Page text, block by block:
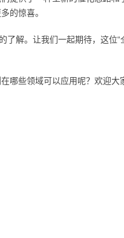
的惊喜。
了解。让我们一起期待，这位“
哪些领域可以应用呢？欢迎大